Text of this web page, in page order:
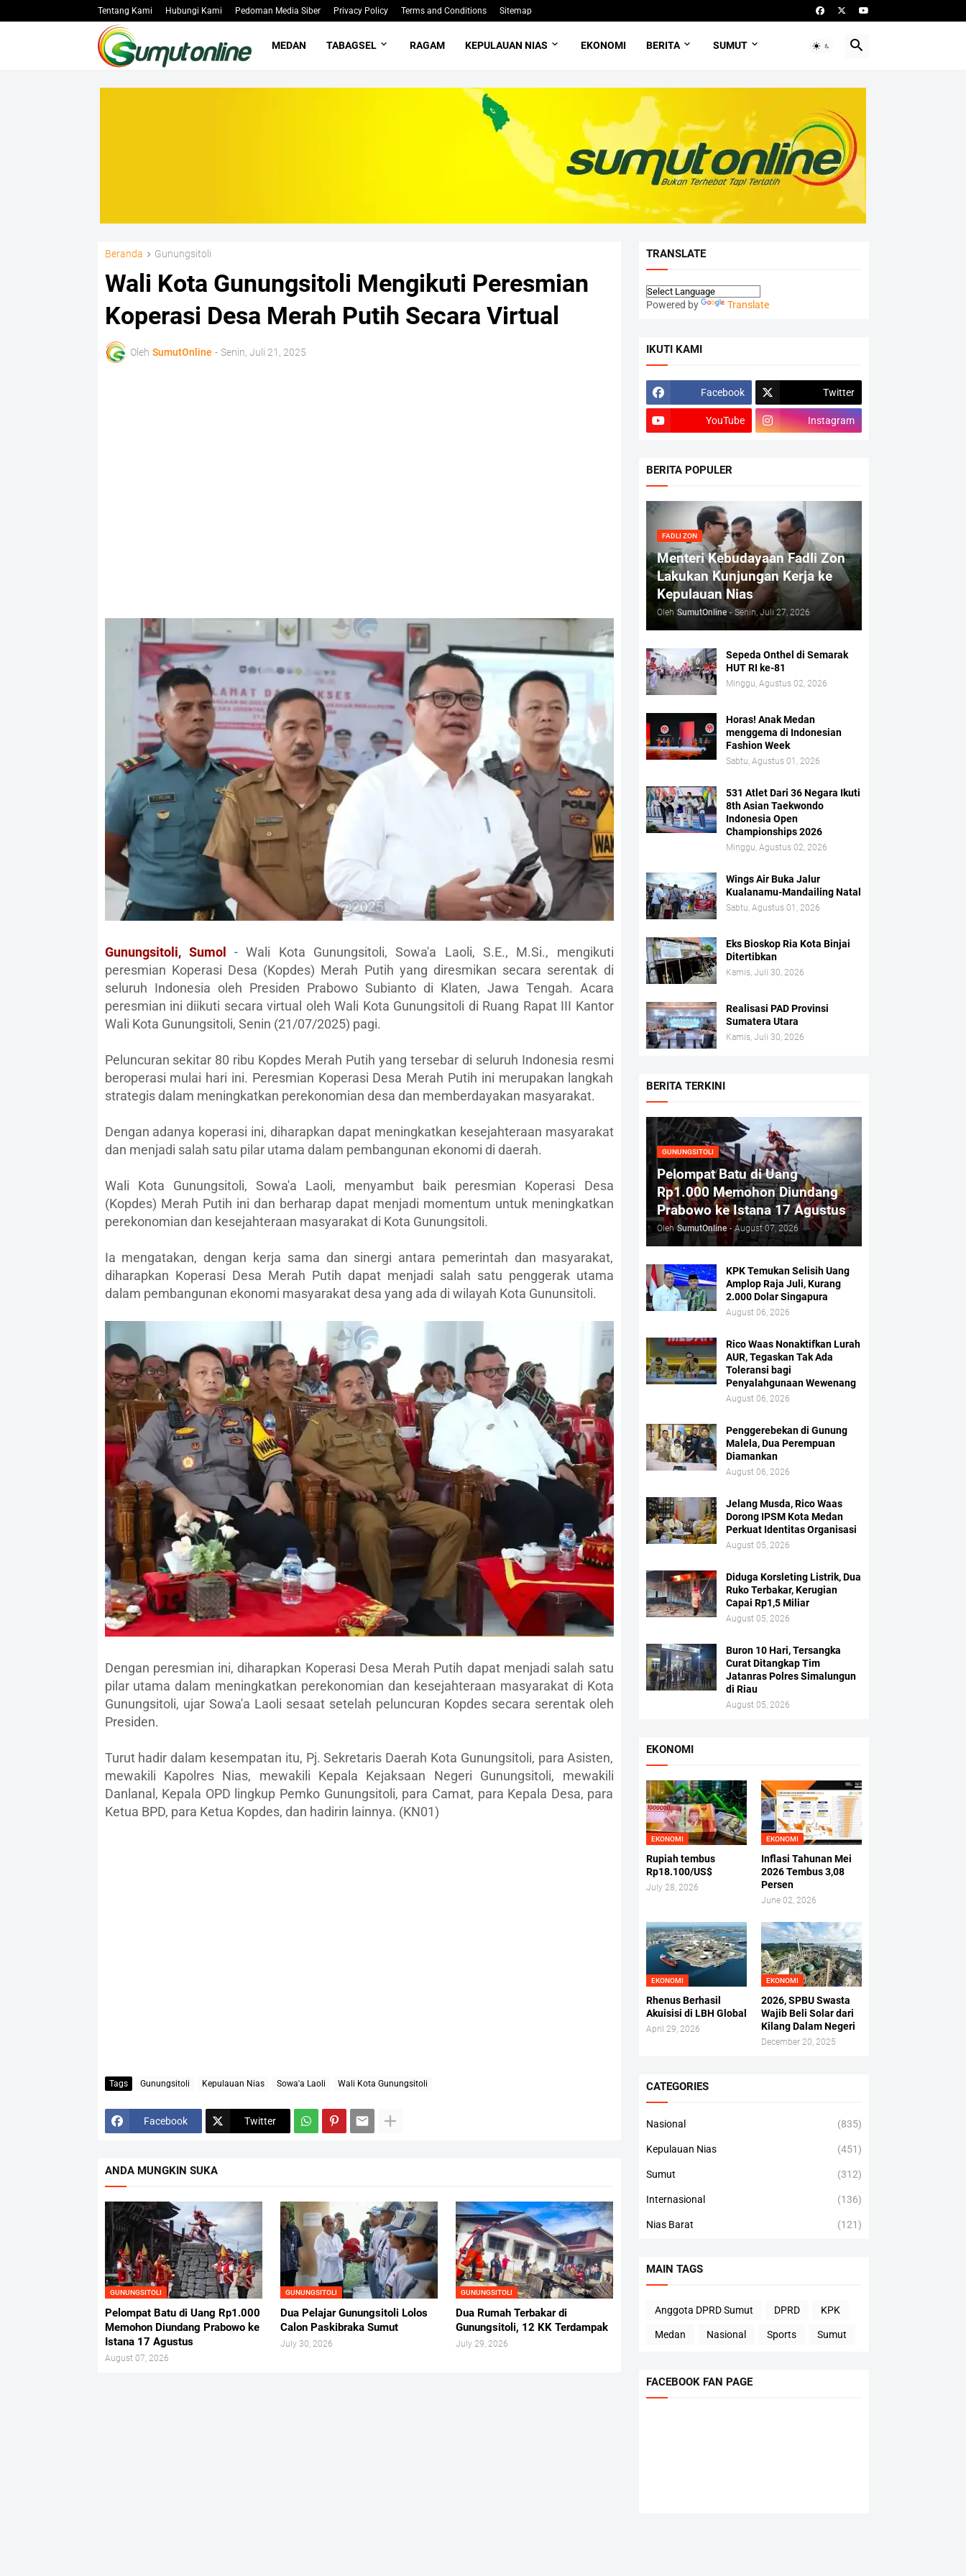
Tentang Kami Hubungi Kami Pedoman Media Siber Privacy Policy Terms and Conditions Sitemap
MEDAN TABAGSEL RAGAM KEPULAUAN NIAS EKONOMI BERITA SUMUT
Beranda Gunungsitoli
Wali Kota Gunungsitoli Mengikuti Peresmian
Koperasi Desa Merah Putih Secara Virtual
Oleh SumutOnline - Senin, Juli 21, 2025
Gunungsitoli, Sumol
- Wali Kota Gunungsitoli, Sowa'a Laoli, S.E., M.Si., mengikuti
peresmian Koperasi Desa (Kopdes) Merah Putih yang diresmikan secara serentak di
seluruh Indonesia oleh Presiden Prabowo Subianto di Klaten, Jawa Tengah. Acara
peresmian ini diikuti secara virtual oleh Wali Kota Gunungsitoli di Ruang Rapat III Kantor
Wali Kota Gunungsitoli, Senin (21/07/2025) pagi.
Peluncuran sekitar 80 ribu Kopdes Merah Putih yang tersebar di seluruh Indonesia resmi
beroperasi mulai hari ini. Peresmian Koperasi Desa Merah Putih ini merupakan langkah
strategis dalam meningkatkan perekonomian desa dan memberdayakan masyarakat.
Dengan adanya koperasi ini, diharapkan dapat meningkatkan kesejahteraan masyarakat
dan menjadi salah satu pilar utama dalam pembangunan ekonomi di daerah.
Wali Kota Gunungsitoli, Sowa'a Laoli, menyambut baik peresmian Koperasi Desa
(Kopdes) Merah Putih ini dan berharap dapat menjadi momentum untuk meningkatkan
perekonomian dan kesejahteraan masyarakat di Kota Gunungsitoli.
Ia mengatakan, dengan kerja sama dan sinergi antara pemerintah dan masyarakat,
diharapkan Koperasi Desa Merah Putih dapat menjadi salah satu penggerak utama
dalam pembangunan ekonomi masyarakat desa yang ada di wilayah Kota Gununsitoli.
Dengan peresmian ini, diharapkan Koperasi Desa Merah Putih dapat menjadi salah satu
pilar utama dalam meningkatkan perekonomian dan kesejahteraan masyarakat di Kota
Gunungsitoli, ujar Sowa'a Laoli sesaat setelah peluncuran Kopdes secara serentak oleh
Presiden.
Turut hadir dalam kesempatan itu, Pj. Sekretaris Daerah Kota Gunungsitoli, para Asisten,
mewakili Kapolres Nias, mewakili Kepala Kejaksaan Negeri Gunungsitoli, mewakili
Danlanal, Kepala OPD lingkup Pemko Gunungsitoli, para Camat, para Kepala Desa, para
Ketua BPD, para Ketua Kopdes, dan hadirin lainnya. (KN01)
Tags Gunungsitoli Kepulauan Nias Sowa'a Laoli Wali Kota Gunungsitoli
Facebook Twitter
ANDA MUNGKIN SUKA
GUNUNGSITOLI
Pelompat Batu di Uang Rp1.000
Memohon Diundang Prabowo ke
Istana 17 Agustus
August 07, 2026
GUNUNGSITOLI
Dua Pelajar Gunungsitoli Lolos
Calon Paskibraka Sumut
July 30, 2026
GUNUNGSITOLI
Dua Rumah Terbakar di
Gunungsitoli, 12 KK Terdampak
July 29, 2026
TRANSLATE
Powered by Translate
IKUTI KAMI
Facebook Twitter
YouTube Instagram
BERITA POPULER
FADLI ZON
Menteri Kebudayaan Fadli Zon
Lakukan Kunjungan Kerja ke
Kepulauan Nias
Oleh SumutOnline - Senin, Juli 27, 2026
Sepeda Onthel di Semarak
HUT RI ke-81
Minggu, Agustus 02, 2026
Horas! Anak Medan
menggema di Indonesian
Fashion Week
Sabtu, Agustus 01, 2026
531 Atlet Dari 36 Negara Ikuti
8th Asian Taekwondo
Indonesia Open
Championships 2026
Minggu, Agustus 02, 2026
Wings Air Buka Jalur
Kualanamu-Mandailing Natal
Sabtu, Agustus 01, 2026
Eks Bioskop Ria Kota Binjai
Ditertibkan
Kamis, Juli 30, 2026
Realisasi PAD Provinsi
Sumatera Utara
Kamis, Juli 30, 2026
BERITA TERKINI
GUNUNGSITOLI
Pelompat Batu di Uang
Rp1.000 Memohon Diundang
Prabowo ke Istana 17 Agustus
Oleh SumutOnline - August 07, 2026
KPK Temukan Selisih Uang
Amplop Raja Juli, Kurang
2.000 Dolar Singapura
August 06, 2026
Rico Waas Nonaktifkan Lurah
AUR, Tegaskan Tak Ada
Toleransi bagi
Penyalahgunaan Wewenang
August 06, 2026
Penggerebekan di Gunung
Malela, Dua Perempuan
Diamankan
August 06, 2026
Jelang Musda, Rico Waas
Dorong IPSM Kota Medan
Perkuat Identitas Organisasi
August 05, 2026
Diduga Korsleting Listrik, Dua
Ruko Terbakar, Kerugian
Capai Rp1,5 Miliar
August 05, 2026
Buron 10 Hari, Tersangka
Curat Ditangkap Tim
Jatanras Polres Simalungun
di Riau
August 05, 2026
EKONOMI
EKONOMI
Rupiah tembus
Rp18.100/US$
July 28, 2026
EKONOMI
Inflasi Tahunan Mei
2026 Tembus 3,08
Persen
June 02, 2026
EKONOMI
Rhenus Berhasil
Akuisisi di LBH Global
April 29, 2026
EKONOMI
2026, SPBU Swasta
Wajib Beli Solar dari
Kilang Dalam Negeri
December 20, 2025
CATEGORIES
Nasional (835)
Kepulauan Nias (451)
Sumut (312)
Internasional (136)
Nias Barat (121)
MAIN TAGS
Anggota DPRD Sumut DPRD KPK
Medan Nasional Sports Sumut
FACEBOOK FAN PAGE